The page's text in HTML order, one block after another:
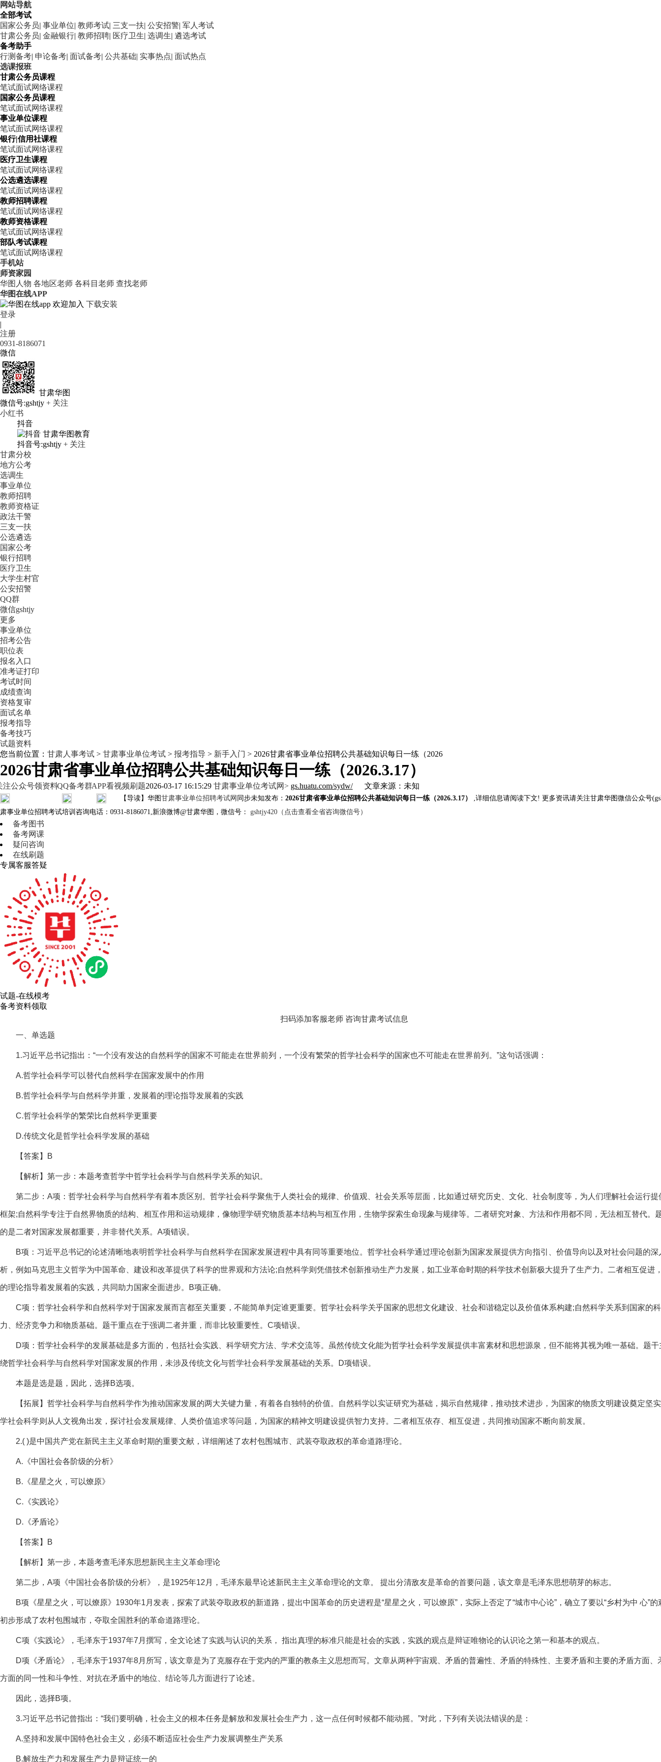
网站导航
全部考试
国家公务员| 事业单位| 教师考试| 三支一扶| 公安招警| 军人考试
甘肃公务员| 金融银行| 教师招聘| 医疗卫生| 选调生| 遴选考试
备考助手
行测备考| 申论备考| 面试备考| 公共基础| 实事热点| 面试热点
选课报班
甘肃公务员课程
笔试面试网络课程
国家公务员课程
笔试面试网络课程
事业单位课程
笔试面试网络课程
银行|信用社课程
笔试面试网络课程
医疗卫生课程
笔试面试网络课程
公选遴选课程
笔试面试网络课程
教师招聘课程
笔试面试网络课程
教师资格课程
笔试面试网络课程
部队考试课程
笔试面试网络课程
手机站
师资家园
华图人物 各地区老师 各科目老师 查找老师
华图在线APP
欢迎加入 下载安装
登录
|
注册
0931-8186071
微信
甘肃华图
微信号:gshtjy + 关注
小红书
抖音
甘肃华图教育
抖音号:gshtjy + 关注
甘肃分校
地方公考
选调生
事业单位
教师招聘
教师资格证
政法干警
三支一扶
公选遴选
国家公考
银行招聘
医疗卫生
大学生村官
公安招警
QQ群
微信gshtjy
更多
事业单位
招考公告
职位表
报名入口
准考证打印
考试时间
成绩查询
资格复审
面试名单
报考指导
备考技巧
试题资料
您当前位置： 甘肃人事考试 > 甘肃事业单位考试 > 报考指导 > 新手入门 > 2026甘肃省事业单位招聘公共基础知识每日一练（2026
2026甘肃省事业单位招聘公共基础知识每日一练（2026.3.17）
2026-03-17 16:15:29 甘肃事业单位考试网> gs.huatu.com/sydw/
注公众号领资料QQ备考群APP看视频刷题 文章来源：未知
【导读】华图 甘肃事业单位招聘考试网 同步未知发布： 2026甘肃省事业单位招聘公共基础知识每日一练（2026.3.17）
,详细信息请阅读下文! 更多资讯请关注甘肃华图微信公众号
肃事业单位招聘考试培训咨询电话：0931-8186071,新浪微博@甘肃华图，微信号： gshtjy420（点击查看全省咨询微信号）
备考图书
备考网课
疑问咨询
在线刷题
专属客服答疑
试题-在线模考
备考资料领取
扫码添加客服老师 咨询甘肃考试信息
一、单选题
1.习近平总书记指出：“一个没有发达的自然科学的国家不可能走在世界前列，一个没有繁荣的哲学社会科学的国家也不可能走在世界前列。”这句话强调：
A.哲学社会科学可以替代自然科学在国家发展中的作用
B.哲学社会科学与自然科学并重，发展着的理论指导发展着的实践
C.哲学社会科学的繁荣比自然科学更重要
D.传统文化是哲学社会科学发展的基础
【答案】B
【解析】第一步：本题考查哲学中哲学社会科学与自然科学关系的知识。
第二步：A项：哲学社会科学与自然科学有着本质区别。哲学社会科学聚焦于人类社会的规律、价值观、社会关系等层面，比如通过研究历史、文化、社会制度等，为人们理解社会运行提
框架;自然科学专注于自然界物质的结构、相互作用和运动规律，像物理学研究物质基本结构与相互作用，生物学探索生命现象与规律等。二者研究对象、方法和作用都不同，无法相互替代。
的是二者对国家发展都重要，并非替代关系。A项错误。
B项：习近平总书记的论述清晰地表明哲学社会科学与自然科学在国家发展进程中具有同等重要地位。哲学社会科学通过理论创新为国家发展提供方向指引、价值导向以及对社会问题的深
析，例如马克思主义哲学为中国革命、建设和改革提供了科学的世界观和方法论;自然科学则凭借技术创新推动生产力发展，如工业革命时期的科学技术创新极大提升了生产力。二者相互促进
的理论指导着发展着的实践，共同助力国家全面进步。B项正确。
C项：哲学社会科学和自然科学对于国家发展而言都至关重要，不能简单判定谁更重要。哲学社会科学关乎国家的思想文化建设、社会和谐稳定以及价值体系构建;自然科学关系到国家的
力、经济竞争力和物质基础。题干重点在于强调二者并重，而非比较重要性。C项错误。
D项：哲学社会科学的发展基础是多方面的，包括社会实践、科学研究方法、学术交流等。虽然传统文化能为哲学社会科学发展提供丰富素材和思想源泉，但不能将其视为唯一基础。题干
绕哲学社会科学与自然科学对国家发展的作用，未涉及传统文化与哲学社会科学发展基础的关系。D项错误。
本题是选是题，因此，选择B选项。
【拓展】哲学社会科学与自然科学作为推动国家发展的两大关键力量，有着各自独特的价值。自然科学以实证研究为基础，揭示自然规律，推动技术进步，为国家的物质文明建设奠定坚
学社会科学则从人文视角出发，探讨社会发展规律、人类价值追求等问题，为国家的精神文明建设提供智力支持。二者相互依存、相互促进，共同推动国家不断向前发展。
2.( )是中国共产党在新民主主义革命时期的重要文献，详细阐述了农村包围城市、武装夺取政权的革命道路理论。
A.《中国社会各阶级的分析》
B.《星星之火，可以燎原》
C.《实践论》
D.《矛盾论》
【答案】B
【解析】第一步，本题考查毛泽东思想新民主主义革命理论
第二步，A项《中国社会各阶级的分析》，是1925年12月，毛泽东最早论述新民主主义革命理论的文章。 提出分清敌友是革命的首要问题，该文章是毛泽东思想萌芽的标志。
B项《星星之火，可以燎原》1930年1月发表，探索了武装夺取政权的新道路，提出中国革命的历史进程是“星星之火，可以燎原”，实际上否定了“城市中心论”，确立了要以“乡村为中 心”的
初步形成了农村包围城市，夺取全国胜利的革命道路理论。
C项《实践论》，毛泽东于1937年7月撰写，全文论述了实践与认识的关系， 指出真理的标准只能是社会的实践，实践的观点是辩证唯物论的认识论之第一和基本的观点。
D项《矛盾论》，毛泽东于1937年8月所写，该文章是为了克服存在于党内的严重的教条主义思想而写。文章从两种宇宙观、矛盾的普遍性、矛盾的特殊性、主要矛盾和主要的矛盾方面、
方面的同一性和斗争性、对抗在矛盾中的地位、结论等几方面进行了论述。
因此，选择B项。
3.习近平总书记曾指出：“我们要明确，社会主义的根本任务是解放和发展社会生产力，这一点任何时候都不能动摇。”对此，下列有关说法错误的是：
A.坚持和发展中国特色社会主义，必须不断适应社会生产力发展调整生产关系
B.解放生产力和发展生产力是辩证统一的